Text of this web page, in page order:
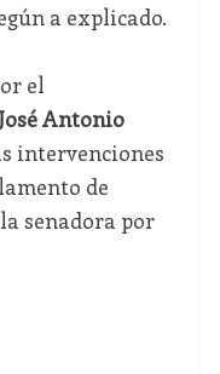
a explicado.
el
José Antonio
intervenciones
de
senadora por